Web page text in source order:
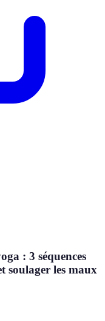
: 3 séquences
soulager les maux